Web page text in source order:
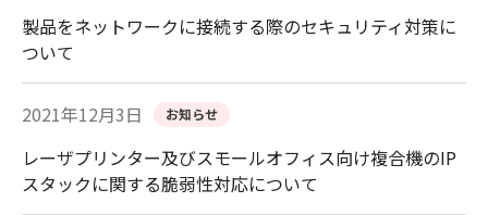
製品をネットワークに接続する際のセキュリティ対策に
ついて
2021年12月3日 お知らせ
レーザプリンター及びスモールオフィス向け複合機のIP
スタックに関する脆弱性対応について